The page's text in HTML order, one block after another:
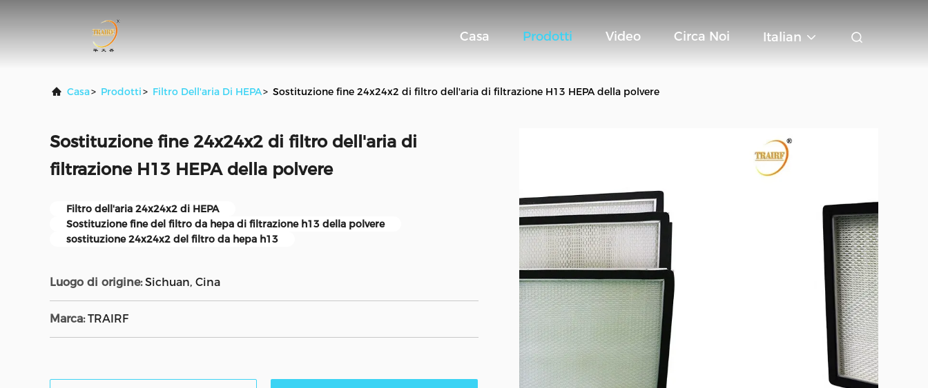
Casa Prodotti Video Circa Noi Italian
Casa> Prodotti> Filtro Dell'aria Di HEPA> Sostituzione fine 24x24x2 di filtro dell'aria di filtrazione H13 HEPA della polvere
Sostituzione fine 24x24x2 di filtro dell'aria di
filtrazione H13 HEPA della polvere
Filtro dell'aria 24x24x2 di HEPA
Sostituzione fine del filtro da hepa di filtrazione h13 della polvere
sostituzione 24x24x2 del filtro da hepa h13
Luogo di origine: Sichuan, Cina
Marca: TRAIRF